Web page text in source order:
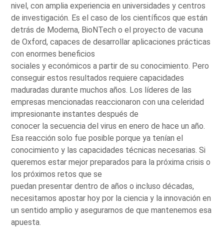
nivel, con amplia experiencia en universidades y centros
de investigación. Es el caso de los científicos que están
detrás de Moderna, BioNTech o el proyecto de vacuna
de Oxford, capaces de desarrollar aplicaciones prácticas
con enormes beneficios
sociales y económicos a partir de su conocimiento. Pero
conseguir estos resultados requiere capacidades
maduradas durante muchos años. Los líderes de las
empresas mencionadas reaccionaron con una celeridad
impresionante instantes después de
conocer la secuencia del virus en enero de hace un año.
Esa reacción solo fue posible porque ya tenían el
conocimiento y las capacidades técnicas necesarias. Si
queremos estar mejor preparados para la próxima crisis o
los próximos retos que se
puedan presentar dentro de años o incluso décadas,
necesitamos apostar hoy por la ciencia y la innovación en
un sentido amplio y asegurarnos de que mantenemos esa
apuesta.